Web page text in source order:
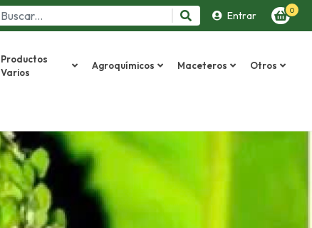
Entrar 0
Productos
Varios
Agroquímicos Maceteros Otros